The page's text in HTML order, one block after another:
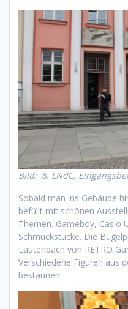
Bild: 8. LNdC,
Sobald man ins Gebäude
befüllt mit schönen
Themen. Gameboy, Casio
Schmuckstücke. Die
Lautenbach von RETRO
Verschiedene Figuren aus
bestaunen.